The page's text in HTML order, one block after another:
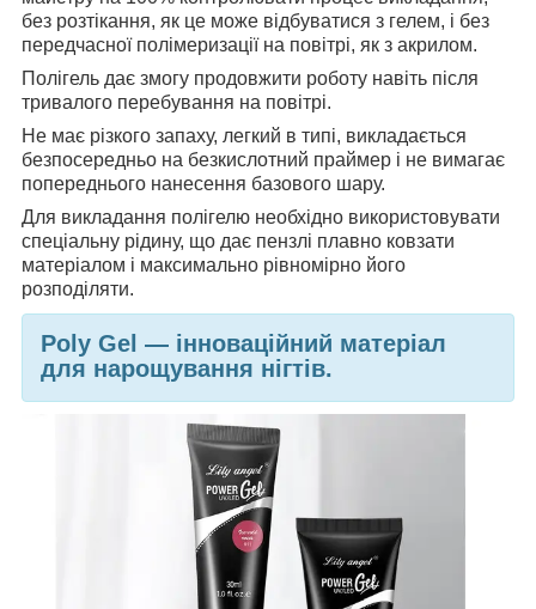
без розтікання, як це може відбуватися з гелем, і без
передчасної полімеризації на повітрі, як з акрилом.
Полігель дає змогу продовжити роботу навіть після
тривалого перебування на повітрі.
Не має різкого запаху, легкий в типі, викладається
безпосередньо на безкислотний праймер і не вимагає
попереднього нанесення базового шару.
Для викладання полігелю необхідно використовувати
спеціальну рідину, що дає пензлі плавно ковзати
матеріалом і максимально рівномірно його
розподіляти.
Poly Gel — інноваційний матеріал
для нарощування нігтів.